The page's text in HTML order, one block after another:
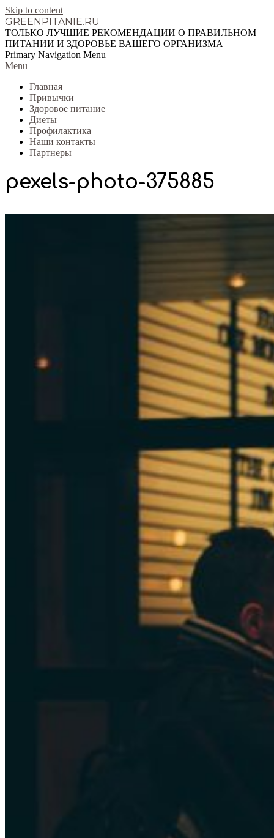
Skip to content
GREENPITANIE.RU
ТОЛЬКО ЛУЧШИЕ РЕКОМЕНДАЦИИ О ПРАВИЛЬНОМ
ПИТАНИИ И ЗДОРОВЬЕ ВАШЕГО ОРГАНИЗМА
Primary Navigation Menu
Menu
Главная
Привычки
Здоровое питание
Диеты
Профилактика
Наши контакты
Партнеры
pexels-photo-375885